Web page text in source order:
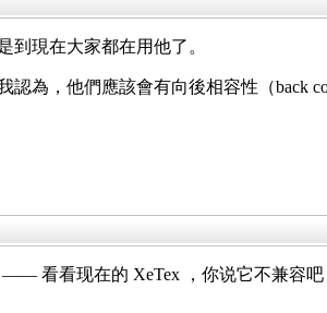
到現在大家都在用他了。
為，他們應該會有向後相容性（back
—— 看看现在的 XeTex ，你说它不兼